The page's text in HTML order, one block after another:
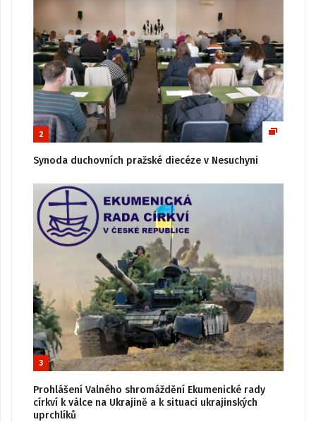
2
Synoda duchovních pražské diecéze v Nesuchyni
3
Prohlášení Valného shromáždění Ekumenické rady
církví k válce na Ukrajině a k situaci ukrajinských
uprchlíků